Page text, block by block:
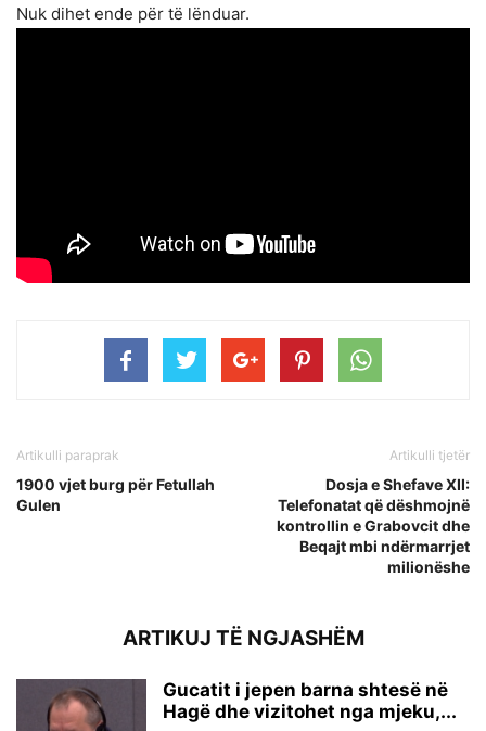
Nuk dihet ende për të lënduar.
Artikulli paraprak
1900 vjet burg për Fetullah
Gulen
Artikulli tjetër
Dosja e Shefave XII:
Telefonatat që dëshmojnë
kontrollin e Grabovcit dhe
Beqajt mbi ndërmarrjet
milionëshe
ARTIKUJ TË NGJASHËM
Gucatit i jepen barna shtesë në
Hagë dhe vizitohet nga mjeku,...